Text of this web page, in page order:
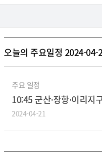
오늘의 주요일정 2024-04-
주요 일정
10:45 군산·장항·이리
2024-04-21